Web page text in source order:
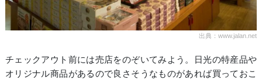
出典：www.jalan.net
チェックアウト前には売店をのぞいてみよう。日光の特産品や
オリジナル商品があるので良さそうなものがあれば買っておこ